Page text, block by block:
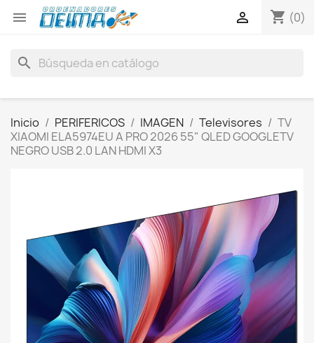
 shopping_cart (0)

search
Inicio PERIFERICOS IMAGEN Televisores
TV
XIAOMI ELA5974EU A PRO 2026 55" QLED GOOGLETV
NEGRO USB 2.0 LAN HDMI X3